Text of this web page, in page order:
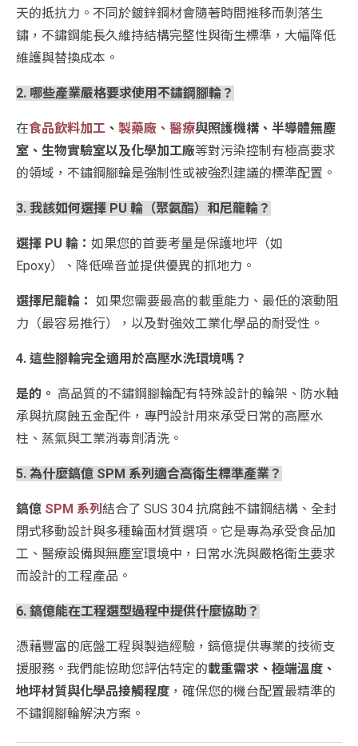
天的抵抗力。不同於鍍鋅鋼材會隨著時間推移而剝落生
鏽，不鏽鋼能長久維持結構完整性與衛生標準，大幅降低
維護與替換成本。
2. 哪些產業嚴格要求使用不鏽鋼腳輪？
在食品飲料加工 、 製藥廠、醫療與照護機構、半導體無塵
室、生物實驗室以及化學加工廠等對污染控制有極高要求
的領域，不鏽鋼腳輪是強制性或被強烈建議的標準配置。
3. 我該如何選擇 PU 輪（聚氨酯）和尼龍輪？
選擇 PU 輪： 如果您的首要考量是保護地坪（如
Epoxy）、降低噪音並提供優異的抓地力。
選擇尼龍輪： 如果您需要最高的載重能力、最低的滾動阻
力（最容易推行），以及對強效工業化學品的耐受性。
4. 這些腳輪完全適用於高壓水洗環境嗎？
是的。 高品質的不鏽鋼腳輪配有特殊設計的輪架、防水軸
承與抗腐蝕五金配件，專門設計用來承受日常的高壓水
柱、蒸氣與工業消毒劑清洗。
5. 為什麼鎬億 SPM 系列適合高衛生標準產業？
鎬億 SPM 系列結合了 SUS 304 抗腐蝕不鏽鋼結構、全封
閉式移動設計與多種輪面材質選項。它是專為承受食品加
工、醫療設備與無塵室環境中，日常水洗與嚴格衛生要求
而設計的工程產品。
6. 鎬億能在工程選型過程中提供什麼協助？
憑藉豐富的底盤工程與製造經驗，鎬億提供專業的技術支
援服務。我們能協助您評估特定的載重需求、極端溫度、
地坪材質與化學品接觸程度 ，確保您的機台配置最精準的
不鏽鋼腳輪解決方案。